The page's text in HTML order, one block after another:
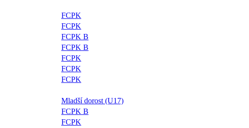
FCPK
FCPK
FCPK B
FCPK B
FCPK
FCPK
FCPK
Mladší dorost (U17)
FCPK B
FCPK